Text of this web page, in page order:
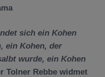
sich ein Kohen
ein Kohen, der
wurde, ein Kohen
Tolner Rebbe widmet